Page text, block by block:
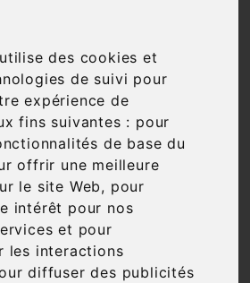
des cookies et
de suivi pour
expérience de
fins suivantes : pour
de base du
offrir une meilleure
le site Web, pour
intérêt pour nos
et pour
les interactions
diffuser des publicités
METS
VINS
l'accord parfait pour
recettes ? Vous
dessous l'ensemble de
l'association qui lui
recherche et bonne